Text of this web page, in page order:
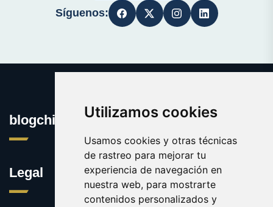
Utilizamos cookies
Usamos cookies y otras técnicas
de rastreo para mejorar tu
experiencia de navegación en
nuestra web, para mostrarte
contenidos personalizados y
Síguenos:
blogchicas.es
Legal